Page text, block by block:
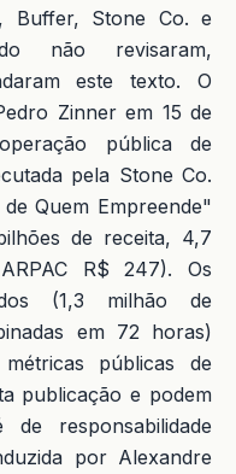
Buffer, Stone Co. e
não revisaram,
este texto. O
Zinner em 15 de
pública de
pela Stone Co.
Quem Empreende"
de receita, 4,7
R$ 247). Os
(1,3 milhão de
em 72 horas)
públicas de
publicação e podem
responsabilidade
por Alexandre